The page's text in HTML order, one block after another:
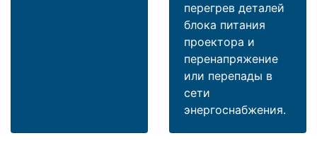
перегрев деталей
блока питания
проектора и
перенапряжение
или перепады в
сети
энергоснабжения.